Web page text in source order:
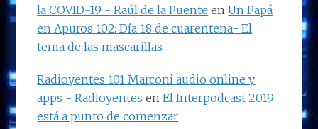
la COVID-19 - Raúl de la Puente enUn Papá
en Apuros 102: Día 18 de cuarentena- El
tema de las mascarillas
Radioyentes 101 Marconi audio online y
apps - Radioyentes enEl Interpodcast 2019
está a punto de comenzar